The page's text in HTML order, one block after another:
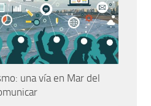
una vía en Mar del